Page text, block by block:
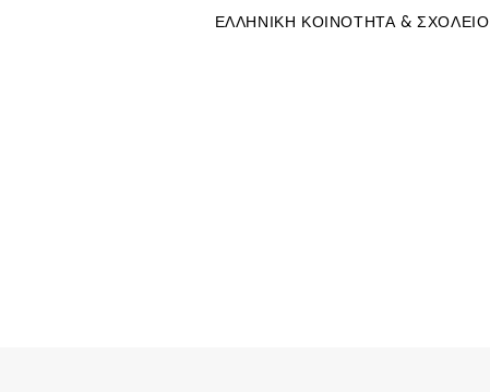
ΕΛΛΗΝΙΚΗ ΚΟΙΝΟΤΗΤΑ & ΣΧΟΛΕΙΟ